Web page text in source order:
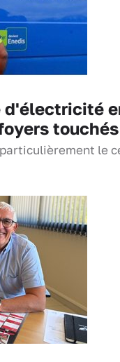
d'électricité
touchés
le